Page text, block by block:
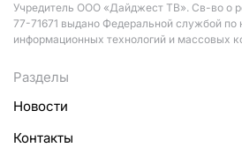
Учредитель ООО «Дайджест ТВ». Св-во
77-71671 выдано Федеральной службой по
информационных технологий и массовых
Разделы
Новости
Контакты